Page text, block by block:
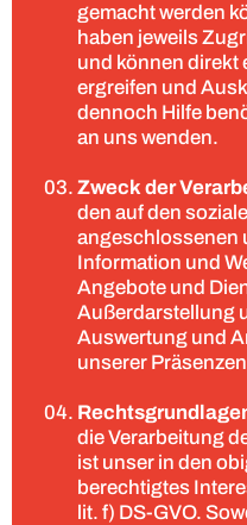
gemacht werden
haben jeweils
und können direkt
ergreifen und
dennoch Hilfe
an uns wenden.
Zweck der
den auf den
angeschlossenen
Information und
Angebote und
Außerdarstellung
Auswertung und
unserer
die Verarbeitung
ist unser in den
berechtigtes
lit. f) DS-GVO.